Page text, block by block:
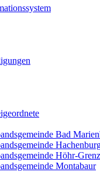
Bad
Höhr-
Montabaur